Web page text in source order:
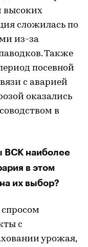
высоких
сложилась по
из-за
Также
посевной
с аварией
оказались
в
ВСК наиболее
в этом
их выбор?
с
урожая,